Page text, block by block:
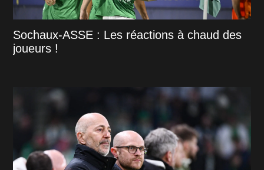
Sochaux-ASSE : Les réactions à chaud des
joueurs !